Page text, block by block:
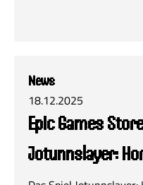
News
18.12.2025
Epic Games
Jotunnslayer: